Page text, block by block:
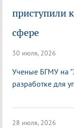
приступили
сфере
30 июля, 2026
Ученые БГМУ на
разработке для
28 июля, 2026